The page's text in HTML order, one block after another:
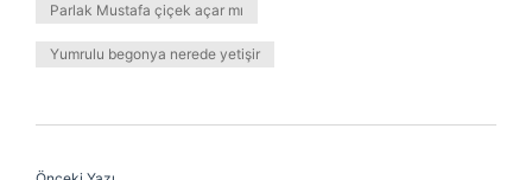
Parlak Mustafa çiçek açar mı
Yumrulu begonya nerede yetişir